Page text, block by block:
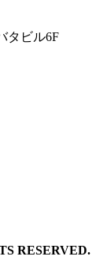
RESERVED.